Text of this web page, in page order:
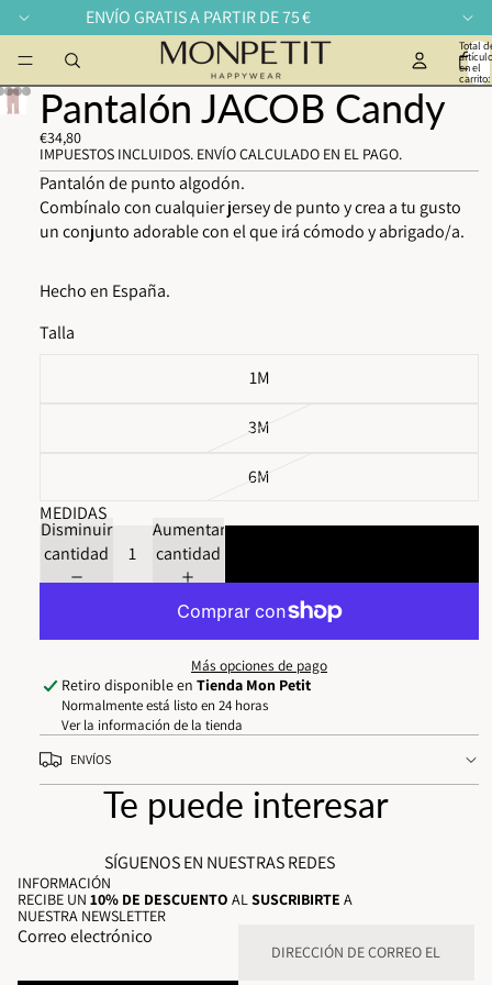
ENVÍO GRATIS A PARTIR DE 75 €
Total
en el
carrito:
Pantalón JACOB Candy
€34,80
IMPUESTOS INCLUIDOS. ENVÍO CALCULADO EN EL PAGO.
Pantalón de punto algodón.
Combínalo con cualquier jersey de punto y crea a tu gusto
un conjunto adorable con el que irá cómodo y abrigado/a.
Hecho en España.
Talla
1M
3M
6M
MEDIDAS
Disminuir
cantidad
Aumentar
cantidad
Más opciones de pago
Retiro disponible en Tienda Mon Petit
Normalmente está listo en 24 horas
Ver la información de la tienda
ENVÍOS
Te puede interesar
SÍGUENOS EN NUESTRAS REDES
INFORMACIÓN
RECIBE UN 10% DE DESCUENTO ALSUSCRIBIRTE A
NUESTRA NEWSLETTER
Correo electrónico